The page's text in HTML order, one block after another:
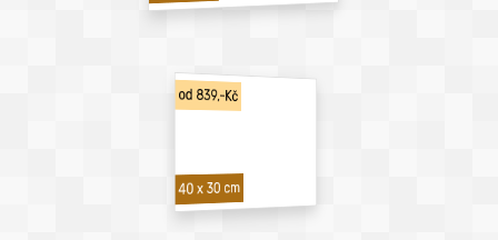
od 839,-Kč
40 x 30 cm